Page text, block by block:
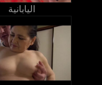
اليابانية